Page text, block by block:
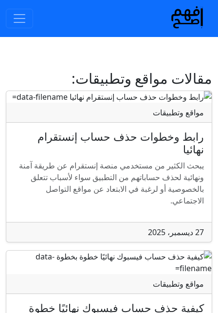
مقالات مواقع وتطبيقات:
مواقع وتطبيقات
رابط وخطوات حذف حساب إنستقرام
نهائيا
يبحث الكثير من مستخدمي منصة إنستقرام عن طريقة آمنة
ونهائية لحذف حساباتهم من التطبيق سواء لأسباب تتعلق
بالخصوصية أو لرغبة في الابتعاد عن مواقع التواصل
الاجتماعي.
27 ديسمبر، 2025
مواقع وتطبيقات
كيفية حذف حساب فيسبوك نهائيًا خطوة